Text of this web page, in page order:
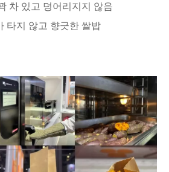
차 있고 덩어리지지 않음
타지 않고 향긋한 쌀밥